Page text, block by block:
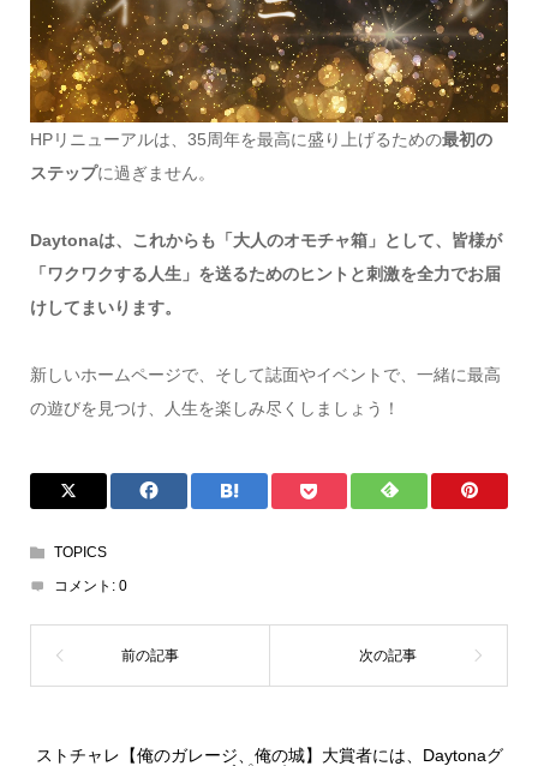
HPリニューアルは、35周年を最高に盛り上げるための最初の
ステップに過ぎません。
Daytonaは、これからも「大人のオモチャ箱」として、皆様が
「ワクワクする人生」を送るためのヒントと刺激を全力でお届
けしてまいります。
新しいホームページで、そして誌面やイベントで、一緒に最高
の遊びを見つけ、人生を楽しみ尽くしましょう！
TOPICS
コメント: 0
ストチャレ【俺のガレージ、俺の城】大賞者には、Daytonaグ